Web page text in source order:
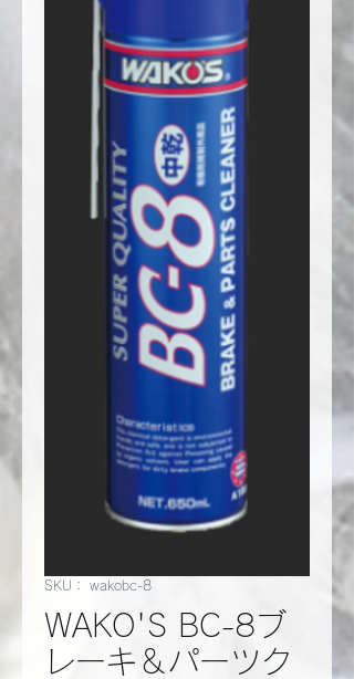
SKU： wakobc-8
WAKO'S BC-8ブ
レーキ＆パーツク